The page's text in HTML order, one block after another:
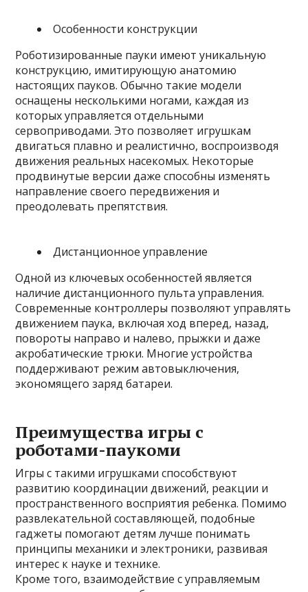
Особенности конструкции
Роботизированные пауки имеют уникальную
конструкцию, имитирующую анатомию
настоящих пауков. Обычно такие модели
оснащены несколькими ногами, каждая из
которых управляется отдельными
сервоприводами. Это позволяет игрушкам
двигаться плавно и реалистично, воспроизводя
движения реальных насекомых. Некоторые
продвинутые версии даже способны изменять
направление своего передвижения и
преодолевать препятствия.
Дистанционное управление
Одной из ключевых особенностей является
наличие дистанционного пульта управления.
Современные контроллеры позволяют управлять
движением паука, включая ход вперед, назад,
повороты направо и налево, прыжки и даже
акробатические трюки. Многие устройства
поддерживают режим автовыключения,
экономящего заряд батареи.
Преимущества игры с
роботами-паукоми
Игры с такими игрушками способствуют
развитию координации движений, реакции и
пространственного восприятия ребенка. Помимо
развлекательной составляющей, подобные
гаджеты помогают детям лучше понимать
принципы механики и электроники, развивая
интерес к науке и технике.
Кроме того, взаимодействие с управляемым